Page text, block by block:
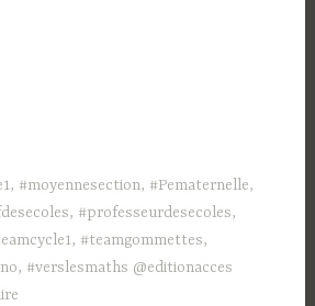
, #moyennesection, #Pematernelle,
, #professeurdesecoles,
, #teamgommettes,
, #verslesmaths @editionacces